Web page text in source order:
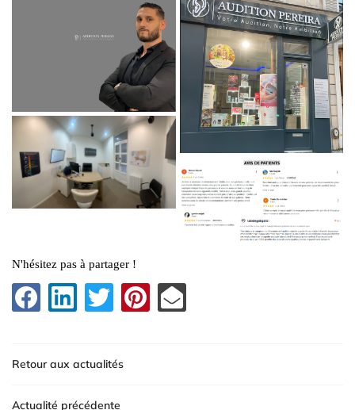
Rejoignez-
N'hésitez pas à partager !
Retour aux actualités
Actualité précédente